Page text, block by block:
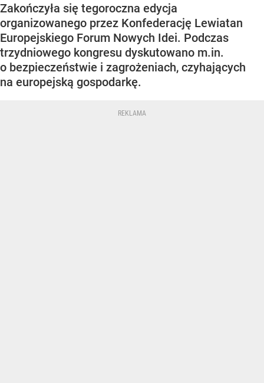
Zakończyła się tegoroczna edycja
organizowanego przez Konfederację Lewiatan
Europejskiego Forum Nowych Idei. Podczas
trzydniowego kongresu dyskutowano m.in.
o bezpieczeństwie i zagrożeniach, czyhających
na europejską gospodarkę.